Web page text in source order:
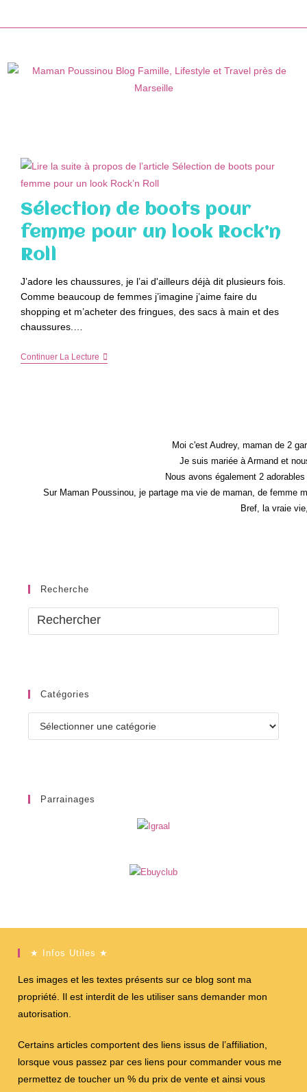
Sélection de boots pour
femme pour un look Rock’n
Roll
J’adore les chaussures, je l’ai d'ailleurs déjà dit plusieurs fois.
Comme beaucoup de femmes j’imagine j’aime faire du
shopping et m’acheter des fringues, des sacs à main et des
chaussures.…
Continuer La LectureSélection
Moi c'est Audrey, maman de 2
Je suis mariée à Armand et
Nous avons également 2
Sur Maman Poussinou, je partage ma vie de maman, de femme
Bref, la vraie
Recherche
Catégories
Parrainages
★ Infos Utiles ★
Les images et les textes présents sur ce blog sont ma
propriété. Il est interdit de les utiliser sans demander mon
autorisation.
Certains articles comportent des liens issus de l’affiliation,
lorsque vous passez par ces liens pour commander vous me
permettez de toucher un % du prix de vente et ainsi vous